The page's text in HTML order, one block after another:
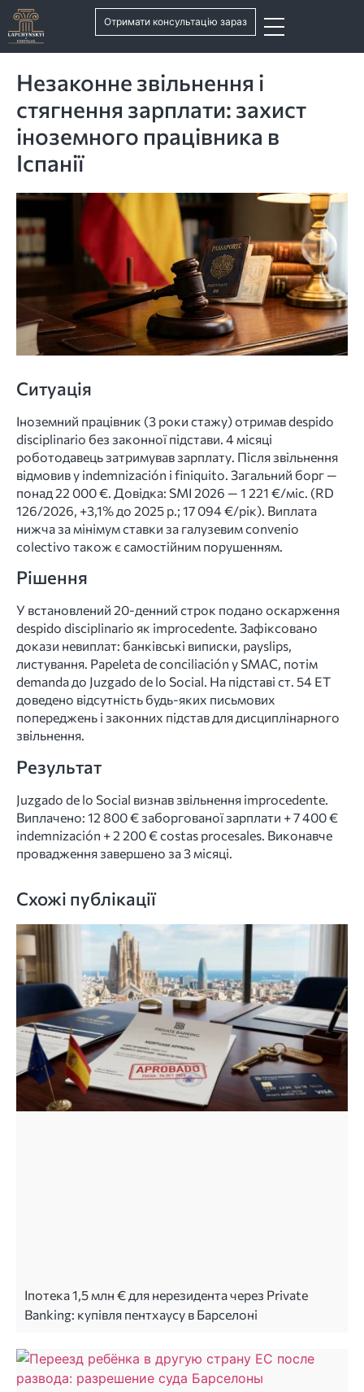
Отримати консультацію зараз
Незаконне звільнення і
стягнення зарплати: захист
іноземного працівника в
Іспанії
Ситуація
Іноземний працівник (3 роки стажу) отримав despido
disciplinario без законної підстави. 4 місяці
роботодавець затримував зарплату. Після звільнення
відмовив у indemnización і finiquito. Загальний борг —
понад 22 000 €. Довідка: SMI 2026 — 1 221 €/міс. (RD
126/2026, +3,1% до 2025 р.; 17 094 €/рік). Виплата
нижча за мінімум ставки за галузевим convenio
colectivo також є самостійним порушенням.
Рішення
У встановлений 20-денний строк подано оскарження
despido disciplinario як improcedente. Зафіксовано
докази невиплат: банківські виписки, payslips,
листування. Papeleta de conciliación у SMAC, потім
demanda до Juzgado de lo Social. На підставі ст. 54 ET
доведено відсутність будь-яких письмових
попереджень і законних підстав для дисциплінарного
звільнення.
Результат
Juzgado de lo Social визнав звільнення improcedente.
Виплачено: 12 800 € заборгованої зарплати + 7 400 €
indemnización + 2 200 € costas procesales. Виконавче
провадження завершено за 3 місяці.
Схожі публікації
Іпотека 1,5 млн € для нерезидента через Private
Banking: купівля пентхаусу в Барселоні